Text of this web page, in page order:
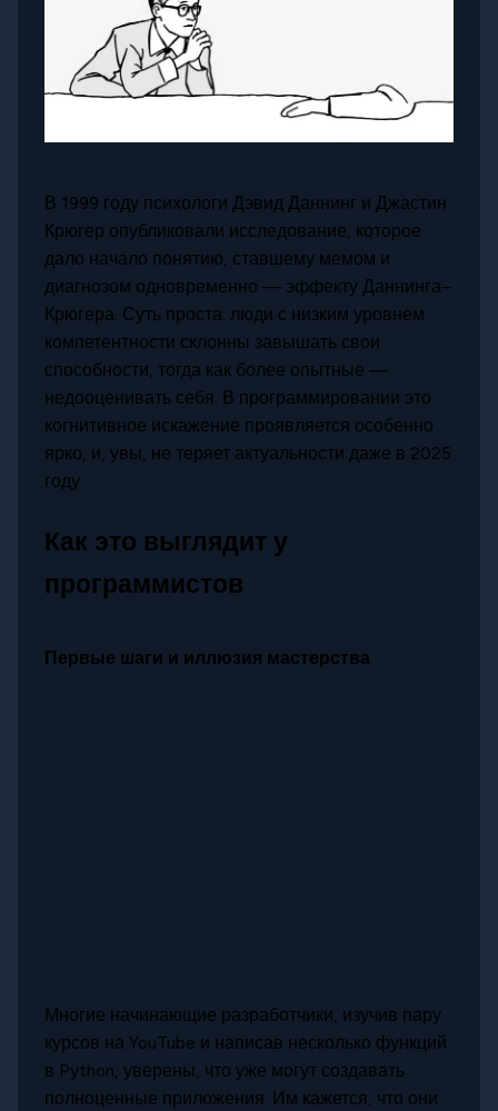
В 1999 году психологи Дэвид Даннинг и Джастин
Крюгер опубликовали исследование, которое
дало начало понятию, ставшему мемом и
диагнозом одновременно — эффекту Даннинга–
Крюгера. Суть проста: люди с низким уровнем
компетентности склонны завышать свои
способности, тогда как более опытные —
недооценивать себя. В программировании это
когнитивное искажение проявляется особенно
ярко, и, увы, не теряет актуальности даже в 2025
году.
Как это выглядит у
программистов
Первые шаги и иллюзия мастерства
Многие начинающие разработчики, изучив пару
курсов на YouTube и написав несколько функций
в Python, уверены, что уже могут создавать
полноценные приложения. Им кажется, что они